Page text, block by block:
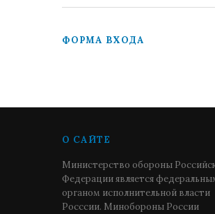
ФОРМА ВХОДА
О САЙТЕ
Министерство обороны
Федерации является
органом исполнительной власти
Росссии. Минобороны России